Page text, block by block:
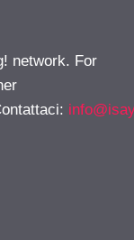
network. For
: